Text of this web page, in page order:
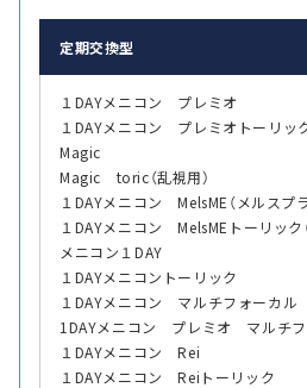
定期交換型
１DAYメニコン プレミオ
１DAYメニコン プレミオトーリッ
Magic
Magic toric（乱視用）
１DAYメニコン MelsME（メルスプ
１DAYメニコン MelsMEトーリック
メニコン１DAY
１DAYメニコントーリック
１DAYメニコン マルチフォーカル
1DAYメニコン プレミオ マルチフ
１DAYメニコン Rei
１DAYメニコン Reiトーリック